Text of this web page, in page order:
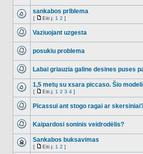
NO_UNREAD_POSTS
sankabos prlblema
[
Eiti
Eiti į: 1 2 ]
Vaziuojant uzgesta
posukiu problema
Labai griauzia galine desines puses
NO_UNREAD_POSTS
1,5 metų su xsara piccaso. Šio
[
Eiti
Eiti į: 1 2 3 4 ]
Picassui ant stogo ragai ar
Kaipardosi soninis veidrodėlis?
Sankabos buksavimas
[
Eiti
Eiti į: 1 2 ]